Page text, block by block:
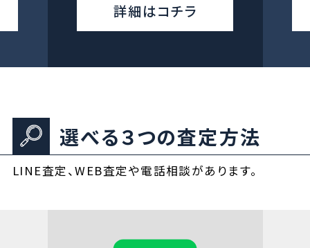
詳細はコチラ
選べる３つの査定方法
LINE査定、WEB査定や電話相談があります。